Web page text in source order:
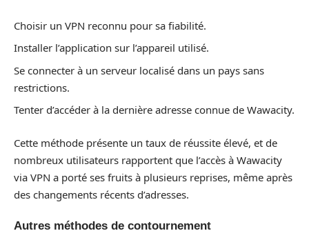
Choisir un VPN reconnu pour sa fiabilité.
Installer l’application sur l’appareil utilisé.
Se connecter à un serveur localisé dans un pays sans
restrictions.
Tenter d’accéder à la dernière adresse connue de Wawacity.
Cette méthode présente un taux de réussite élevé, et de
nombreux utilisateurs rapportent que l’accès à Wawacity
via VPN a porté ses fruits à plusieurs reprises, même après
des changements récents d’adresses.
Autres méthodes de contournement